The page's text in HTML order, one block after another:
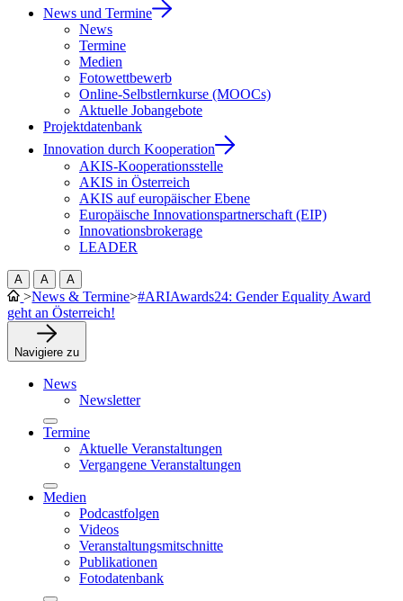
News und Termine
News
Termine
Medien
Fotowettbewerb
Online-Selbstlernkurse (MOOCs)
Aktuelle Jobangebote
Projektdatenbank
Innovation durch Kooperation
AKIS-Kooperationsstelle
AKIS in Österreich
AKIS auf europäischer Ebene
Europäische Innovationspartnerschaft (EIP)
Innovationsbrokerage
LEADER
A A A
>News & Termine>#ARIAwards24: Gender Equality Award
geht an Österreich!
Navigiere zu
News
Newsletter
Termine
Aktuelle Veranstaltungen
Vergangene Veranstaltungen
Medien
Podcastfolgen
Videos
Veranstaltungsmitschnitte
Publikationen
Fotodatenbank